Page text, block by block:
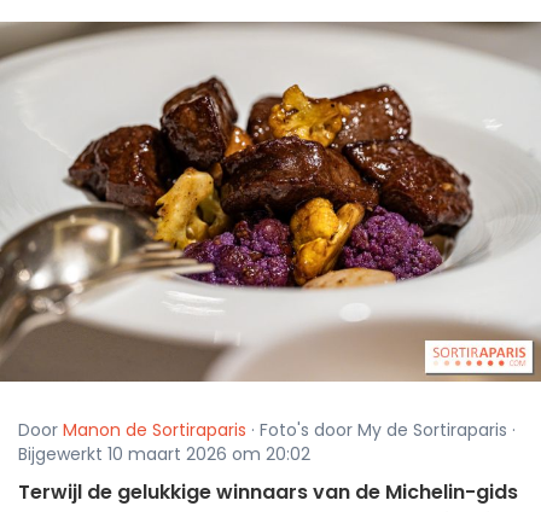
Door Manon de Sortiraparis · Foto's door My de Sortiraparis ·
Bijgewerkt 10 maart 2026 om 20:02
Terwijl de gelukkige winnaars van de Michelin-gids